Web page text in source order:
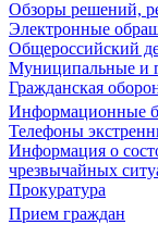
Обзоры решений,
Электронные
Общероссийский
Муниципальные и
Гражданская
Информационные
Телефоны
Информация о
чрезвычайных
Прокуратура
Прием граждан